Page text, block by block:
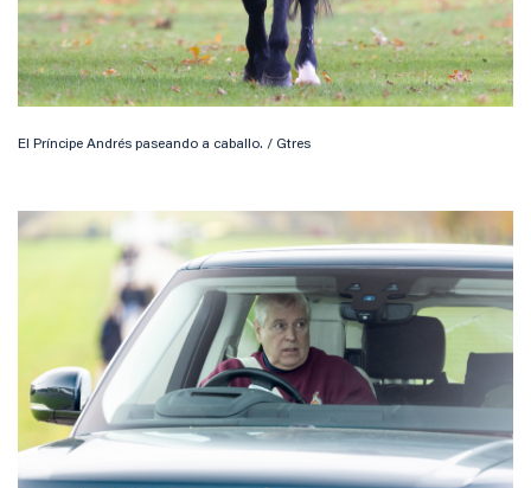
El Príncipe Andrés paseando a caballo. / Gtres